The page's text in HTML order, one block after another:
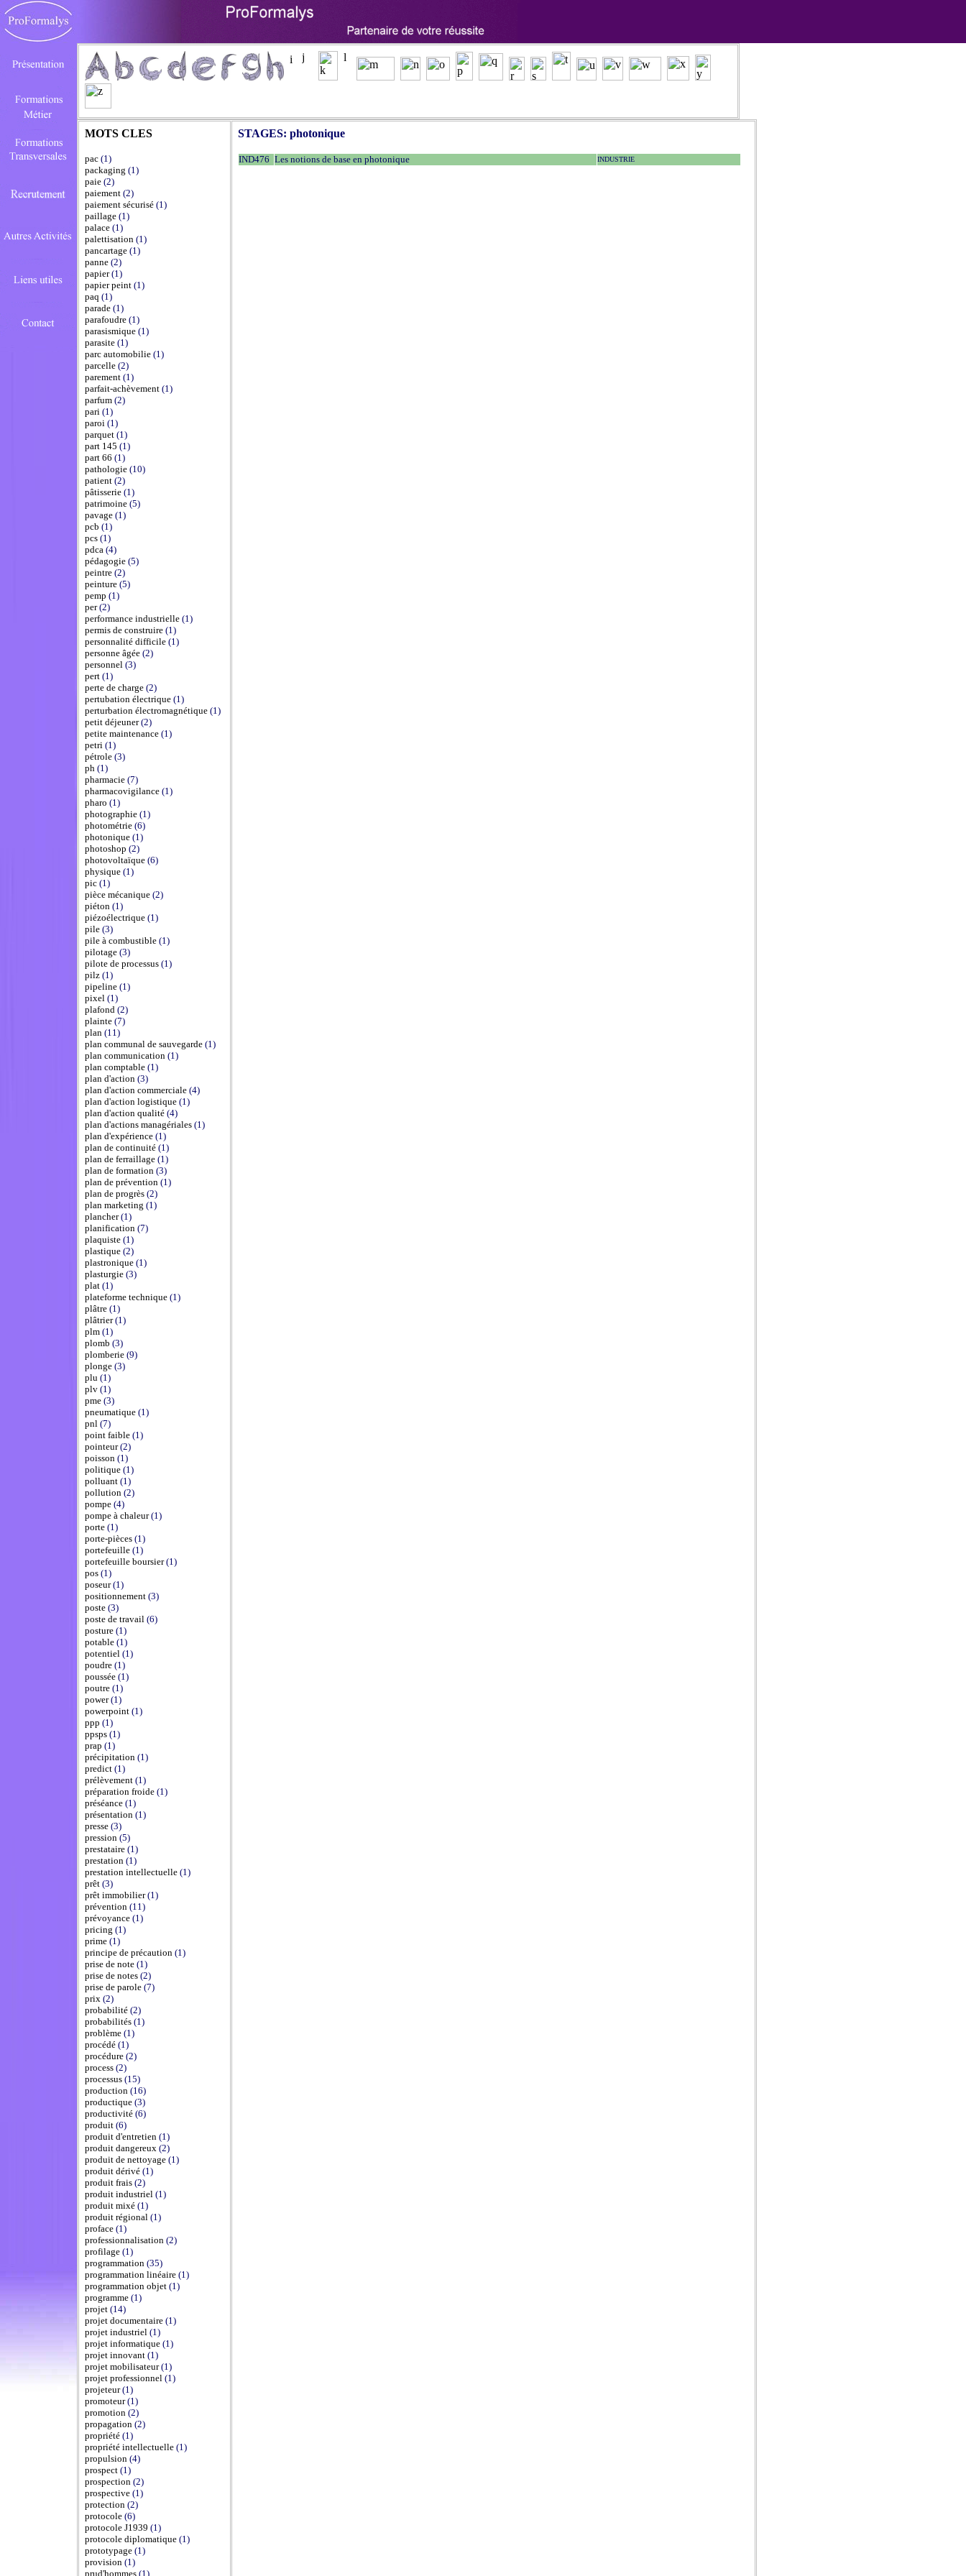
MOTS CLES
pac (1)
packaging (1)
paie (2)
paiement (2)
paiement sécurisé (1)
paillage (1)
palace (1)
palettisation (1)
pancartage (1)
panne (2)
papier(1)
papier peint (1)
paq (1)
parade (1)
parafoudre (1)
parasismique (1)
parasite (1)
parc automobilie (1)
parcelle (2)
parement (1)
parfait-achèvement (1)
parfum (2)
pari (1)
paroi (1)
parquet (1)
part 145 (1)
part 66 (1)
pathologie (10)
patient (2)
pâtisserie (1)
patrimoine (5)
pavage (1)
pcb (1)
pcs (1)
pdca (4)
pédagogie (5)
peintre (2)
peinture (5)
pemp (1)
per(2)
performance industrielle (1)
permis de construire (1)
personnalité difficile (1)
personne âgée (2)
personnel (3)
pert (1)
perte de charge (2)
pertubation électrique (1)
perturbation électromagnétique (1)
petit déjeuner(2)
petite maintenance (1)
petri (1)
pétrole (3)
ph (1)
pharmacie (7)
pharmacovigilance (1)
pharo (1)
photographie (1)
photométrie (6)
photonique (1)
photoshop (2)
photovoltaïque (6)
physique (1)
pic (1)
pièce mécanique (2)
piéton (1)
piézoélectrique (1)
pile (3)
pile à combustible (1)
pilotage (3)
pilote de processus (1)
pilz (1)
pipeline (1)
pixel (1)
plafond (2)
plainte (7)
plan (11)
plan communal de sauvegarde (1)
plan communication (1)
plan comptable (1)
plan d'action (3)
plan d'action commerciale (4)
plan d'action logistique (1)
plan d'action qualité (4)
plan d'actions managériales (1)
plan d'expérience (1)
plan de continuité (1)
plan de ferraillage (1)
plan de formation (3)
plan de prévention (1)
plan de progrès (2)
plan marketing (1)
plancher(1)
planification (7)
plaquiste (1)
plastique (2)
plastronique (1)
plasturgie (3)
plat (1)
plateforme technique (1)
plâtre (1)
plâtrier(1)
plm (1)
plomb (3)
plomberie (9)
plonge (3)
plu (1)
plv (1)
pme (3)
pneumatique (1)
pnl (7)
point faible (1)
pointeur(2)
poisson (1)
politique (1)
polluant (1)
pollution (2)
pompe (4)
pompe à chaleur(1)
porte (1)
porte-pièces (1)
portefeuille (1)
portefeuille boursier(1)
pos (1)
poseur(1)
positionnement (3)
poste (3)
poste de travail (6)
posture (1)
potable (1)
potentiel (1)
poudre (1)
poussée (1)
poutre (1)
power(1)
powerpoint (1)
ppp (1)
ppsps (1)
prap (1)
précipitation (1)
predict (1)
prélèvement (1)
préparation froide (1)
préséance (1)
présentation (1)
presse (3)
pression (5)
prestataire (1)
prestation (1)
prestation intellectuelle (1)
prêt (3)
prêt immobilier(1)
prévention (11)
prévoyance (1)
pricing (1)
prime (1)
principe de précaution (1)
prise de note (1)
prise de notes (2)
prise de parole (7)
prix (2)
probabilité (2)
probabilités (1)
problème (1)
procédé (1)
procédure (2)
process (2)
processus (15)
production (16)
productique (3)
productivité (6)
produit (6)
produit d'entretien (1)
produit dangereux (2)
produit de nettoyage (1)
produit dérivé (1)
produit frais (2)
produit industriel (1)
produit mixé (1)
produit régional (1)
proface (1)
professionnalisation (2)
profilage (1)
programmation (35)
programmation linéaire (1)
programmation objet (1)
programme (1)
projet (14)
projet documentaire (1)
projet industriel (1)
projet informatique (1)
projet innovant (1)
projet mobilisateur(1)
projet professionnel (1)
projeteur(1)
promoteur(1)
promotion (2)
propagation (2)
propriété (1)
propriété intellectuelle (1)
propulsion (4)
prospect (1)
prospection (2)
prospective (1)
protection (2)
protocole (6)
protocole J1939 (1)
protocole diplomatique (1)
prototypage (1)
provision (1)
prud'hommes (1)
STAGES: photonique
IND476 Les notions de base en photonique INDUSTRIE